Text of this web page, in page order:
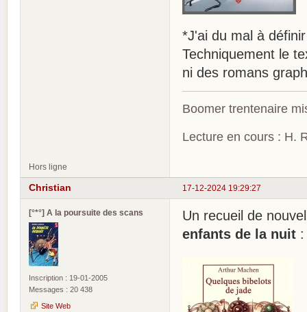
*J'ai du mal à
Techniquement le
ni des romans
Boomer trentenaire
Lecture en cours : H.
Hors ligne
17-12-2024 19:29:27
Christian
[°*°] A la poursuite des scans
Inscription : 19-01-2005
Messages : 20 438
Site Web
Un recueil de
enfants de la nuit :